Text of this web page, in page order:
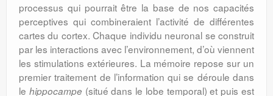
processus qui pourrait être la base de nos capacités
perceptives qui combineraient l’activité de différentes
cartes du cortex. Chaque individu neuronal se construit
par les interactions avec l’environnement, d’où viennent
les stimulations extérieures. La mémoire repose sur un
premier traitement de l’information qui se déroule dans
le hippocampe (situé dans le lobe temporal) et puis est